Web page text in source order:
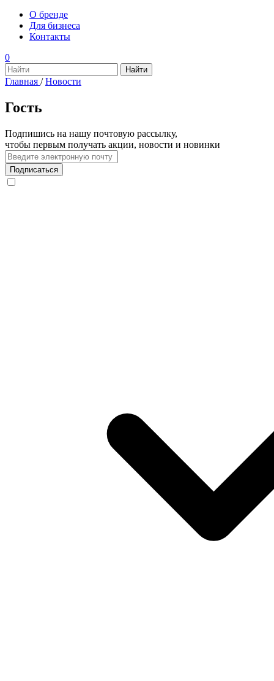
О бренде
Для бизнеса
Контакты
0
Главная / Новости
Гость
Подпишись на нашу почтовую рассылку,
чтобы первым получать акции, новости и новинки
Подписаться